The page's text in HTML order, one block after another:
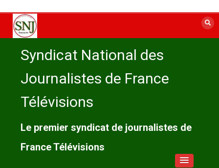
contenu
Syndicat National des
Journalistes de France
Télévisions
Le premier syndicat de journalistes de
France Télévisions